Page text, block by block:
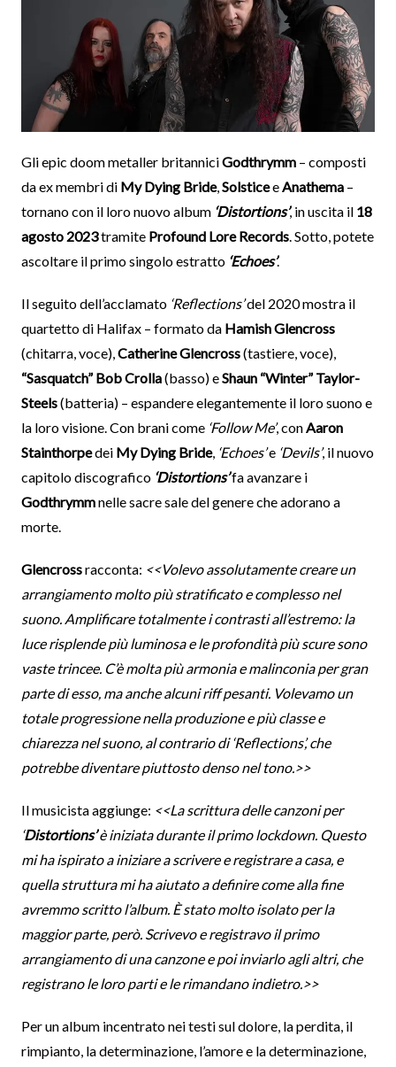
Gli epic doom metaller britanniciGodthrymm– composti
da ex membri di My Dying Bride,SolsticeeAnathema–
tornano con il loro nuovo album ‘Distortions’, in uscita il 18
agosto 2023tramite Profound Lore Records. Sotto, potete
ascoltare il primo singolo estratto ‘Echoes’.
Il seguito dell’acclamato ‘Reflections’del 2020 mostra il
quartetto di Halifax – formato da Hamish Glencross
(chitarra, voce),Catherine Glencross(tastiere, voce),
“Sasquatch” Bob Crolla(basso) eShaun “Winter” Taylor-
Steels(batteria) – espandere elegantemente il loro suono e
la loro visione. Con brani come ‘Follow Me’, conAaron
Stainthorpedei My Dying Bride, ‘Echoes’e ‘Devils’, il nuovo
capitolo discografico ‘Distortions’fa avanzare i
Godthrymmnelle sacre sale del genere che adorano a
morte.
Glencrossracconta: <<Volevo assolutamente creare un
arrangiamento molto più stratificato e complesso nel
suono. Amplificare totalmente i contrasti all’estremo: la
luce risplende più luminosa e le profondità più scure sono
vaste trincee. C’è molta più armonia e malinconia per gran
parte di esso, ma anche alcuni riff pesanti. Volevamo un
totale progressione nella produzione e più classe e
chiarezza nel suono, al contrario di ‘Reflections’, che
potrebbe diventare piuttosto denso nel tono.>>
Il musicista aggiunge: <<La scrittura delle canzoni per
‘Distortions’è iniziata durante il primo lockdown. Questo
mi ha ispirato a iniziare a scrivere e registrare a casa, e
quella struttura mi ha aiutato a definire come alla fine
avremmo scritto l’album. È stato molto isolato per la
maggior parte, però. Scrivevo e registravo il primo
arrangiamento di una canzone e poi inviarlo agli altri, che
registrano le loro parti e le rimandano indietro.>>
Per un album incentrato nei testi sul dolore, la perdita, il
rimpianto, la determinazione, l’amore e la determinazione,